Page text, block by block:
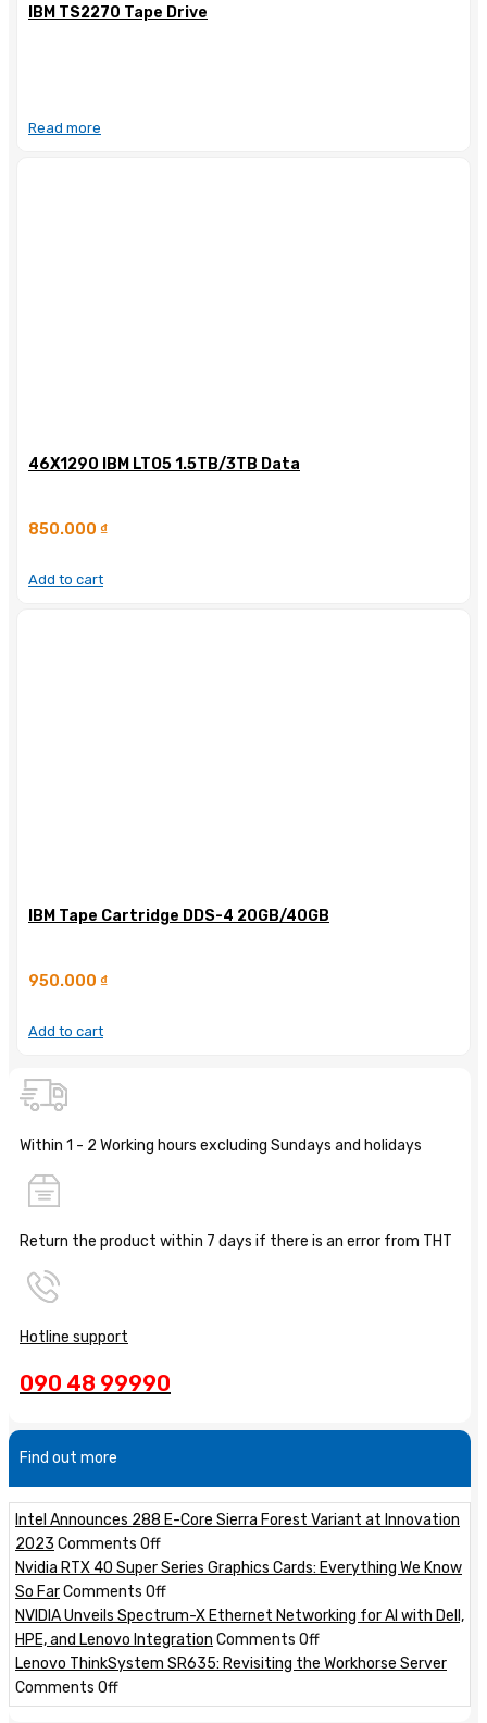
IBM TS2270 Tape Drive
Read more
46X1290 IBM LTO5 1.5TB/3TB Data
850.000 ₫
Add to cart
IBM Tape Cartridge DDS-4 20GB/40GB
950.000 ₫
Add to cart
Within 1 - 2 Working hours excluding Sundays and holidays
Return the product within 7 days if there is an error from THT
Hotline support
090 48 99990
Find out more
Intel Announces 288 E-Core Sierra Forest Variant at Innovation
2023 Comments Offon
Intel
Announces
288
E-
Core
Forest
Nvidia RTX 40 Super Series Graphics Cards: Everything We Know
So FarComments Offon
Nvidia
RTX
40
Series
NVIDIA Unveils Spectrum-X Ethernet Networking for AI with Dell,
HPE, and Lenovo Integration Comments Offon
NVIDIA
Spectrum-
Lenovo ThinkSystem SR635: Revisiting the Workhorse Server
Comments Offon
Lenovo